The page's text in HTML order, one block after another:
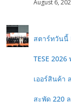
August 6,
สตาร์ทวันนี้
TESE
เออร์สินค้า
สะพัด 220